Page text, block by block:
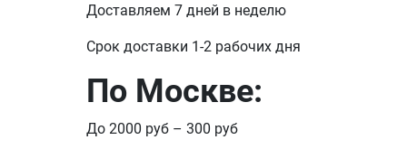
Доставляем 7 дней в неделю
Срок доставки 1-2 рабочих дня
По Москве:
До 2000 руб – 300 руб